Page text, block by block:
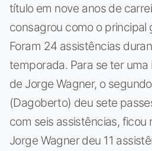
título em nove anos de
consagrou como o principal
Foram 24 assistências
temporada. Para se ter
de Jorge Wagner, o
(Dagoberto) deu sete
com seis assistências, ficou
Jorge Wagner deu 11